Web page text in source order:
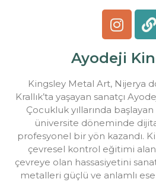
Ayodeji
Kingsley Metal Art, Nijerya
Krallık’ta yaşayan sanatçı
Çocukluk yıllarında
üniversite döneminde
profesyonel bir yön kazandı.
çevresel kontrol eğitimi
çevreye olan hassasiyetini
metalleri güçlü ve anlamlı